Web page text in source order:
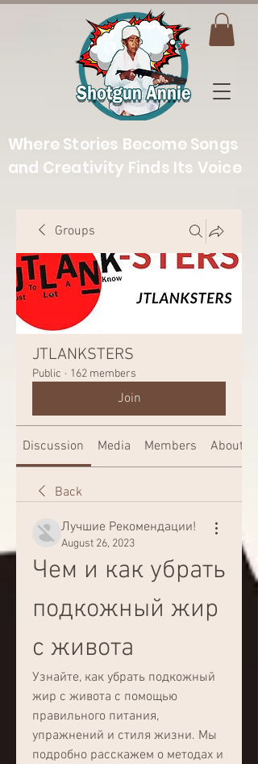
Where Stories Become Songs
and Creativity Finds Its Voice
Groups
JTLANKSTERS
Public · 162 members
Join
Discussion Media Members About
Back
Лучшие Рекомендации!
August 26, 2023
Чем и как убрать
подкожный жир
с живота
Узнайте, как убрать подкожный
жир с живота с помощью
правильного питания,
упражнений и стиля жизни. Мы
подробно расскажем о методах и